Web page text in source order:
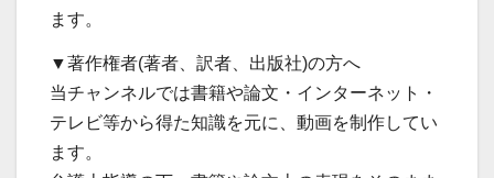
ます。
▼著作権者(著者、訳者、出版社)の方へ
当チャンネルでは書籍や論文・インターネット・
テレビ等から得た知識を元に、動画を制作してい
ます。